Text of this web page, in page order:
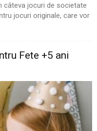
câteva jocuri de societate
jocuri originale, care vor
Fete +5 ani